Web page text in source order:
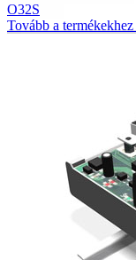
O32S
Tovább a termékekhez